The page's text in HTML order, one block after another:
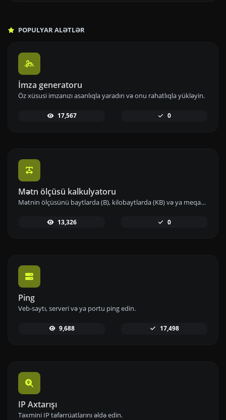
POPULYAR ALƏTLƏR
İmza generatoru
Öz xüsusi imzanızı asanlıqla yaradın və onu rahatlıqla yükləyin.
17,567 0
Mətn ölçüsü kalkulyatoru
Mətnin ölçüsünü baytlarda (B), kilobaytlarda (KB) və ya meqabaytlarda (MB) əldə edin.
13,326 0
Ping
Veb-saytı, serveri və ya portu ping edin.
9,688 17,498
IP Axtarışı
Təxmini IP təfərrüatlarını əldə edin.